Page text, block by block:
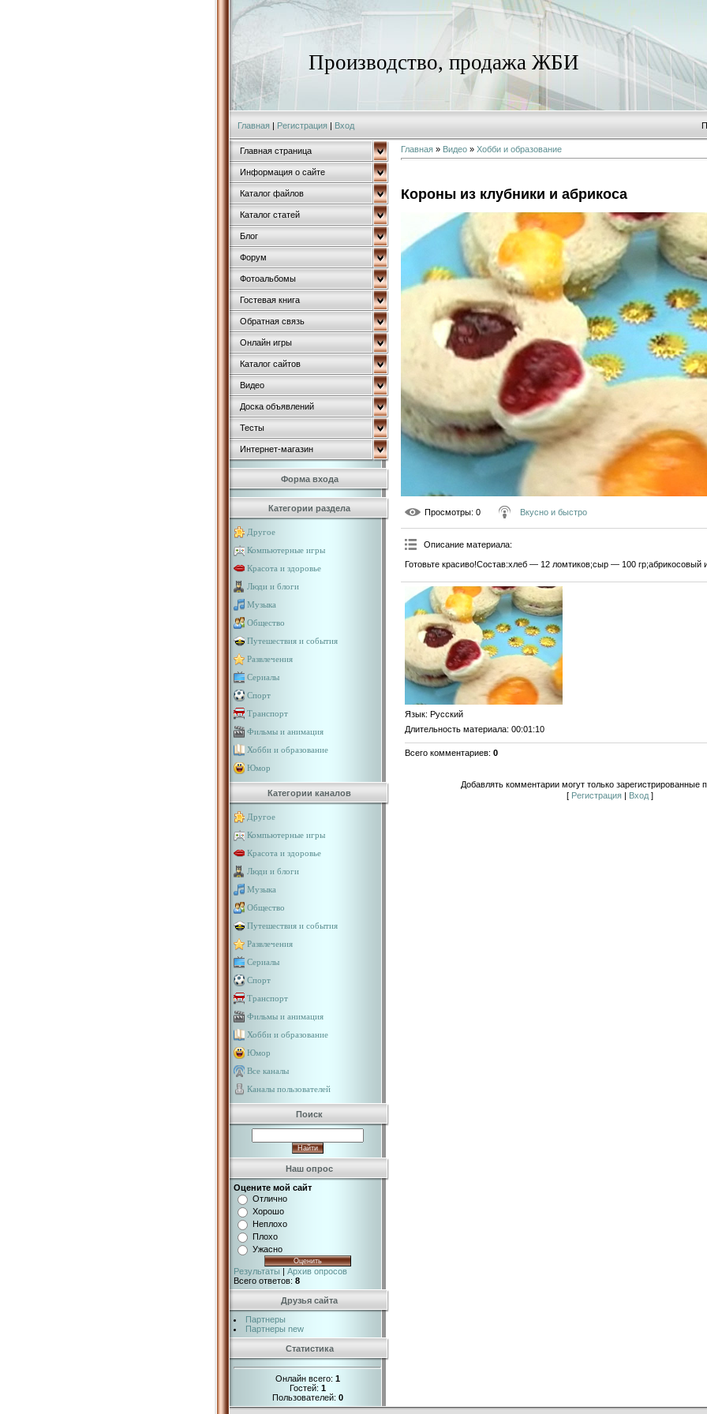
Производство, продажа ЖБИ
Главная | Регистрация | Вход
Главная страница
Информация о сайте
Каталог файлов
Каталог статей
Блог
Форум
Фотоальбомы
Гостевая книга
Обратная связь
Онлайн игры
Каталог сайтов
Видео
Доска объявлений
Тесты
Интернет-магазин
Форма входа
Категории раздела
Другое
Компьютерные игры
Красота и здоровье
Люди и блоги
Музыка
Общество
Путешествия и события
Развлечения
Сериалы
Спорт
Транспорт
Фильмы и анимация
Хобби и образование
Юмор
Категории каналов
Другое
Компьютерные игры
Красота и здоровье
Люди и блоги
Музыка
Общество
Путешествия и события
Развлечения
Сериалы
Спорт
Транспорт
Фильмы и анимация
Хобби и образование
Юмор
Все каналы
Каналы пользователей
Поиск
Наш опрос
Оцените мой сайт
Отлично
Хорошо
Неплохо
Плохо
Ужасно
Результаты | Архив опросов
Всего ответов: 8
Друзья сайта
Партнеры
Партнеры new
Статистика
Онлайн всего: 1
Гостей: 1
Пользователей: 0
Главная » Видео » Хобби и образование
Короны из клубники и абрикоса
Просмотры: 0 Вкусно и быстро
Описание материала:
Готовьте красиво!Состав:хлеб — 12 ломтиков;сыр — 100 гр;абрикосовый
Язык: Русский
Длительность материала: 00:01:10
Всего комментариев: 0
Добавлять комментарии могут только зарегистрированные
[ Регистрация | Вход ]